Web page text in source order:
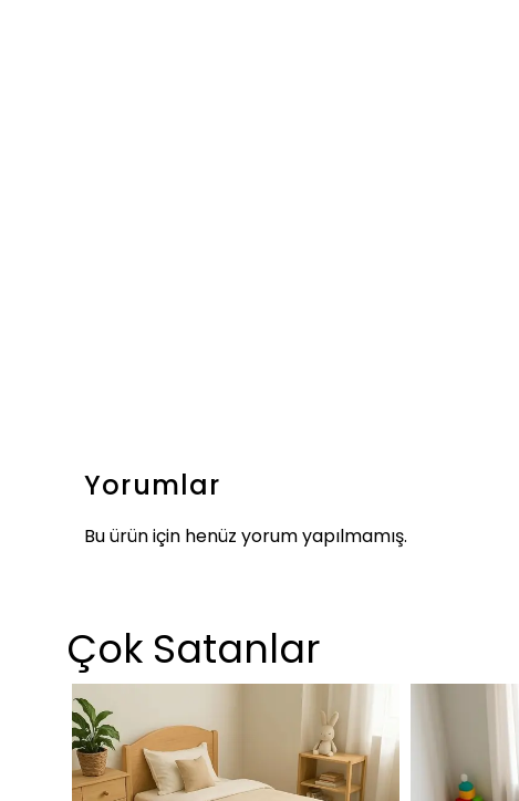
Yorumlar
Bu ürün için henüz yorum yapılmamış.
Çok Satanlar